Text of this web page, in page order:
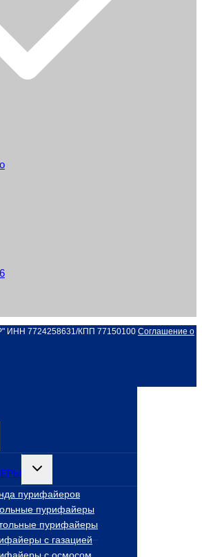
ИНН 7724258631/КПП 77150100 Соглашение о
Переключить
меню
пурифайеров
пурифайеры
пурифайеры
с газацией